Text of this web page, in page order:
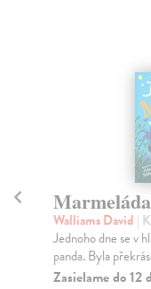
Walliams David |
Jednoho dne se v
panda. Byla
Zasielame do 12